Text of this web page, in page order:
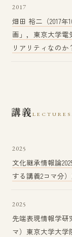
2017
畑田 裕二（2017
画」，東京大学
リアリティなのか
講義LECTURES
2025
文化継承情報論
する講義2コマ分
2025
先端表現情報学研
マ）東京大学大学